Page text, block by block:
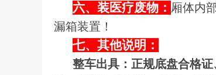
六、装医疗废物： 厢体内
漏箱装置！
七、其他说明：
整车出具：正规底盘合格